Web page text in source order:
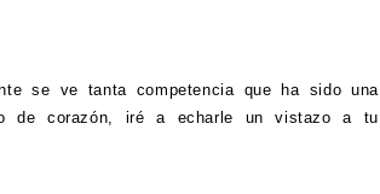
se ve tanta competencia que ha sido una
de corazón, iré a echarle un vistazo a tu